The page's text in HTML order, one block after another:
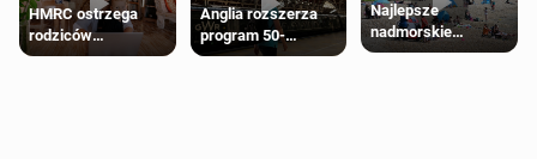
HMRC ostrzega
rodziców
pobierających Child
Anglia rozszerza
program 50-
procentowych
Najlepsze
nadmorskie
miasteczko blisko